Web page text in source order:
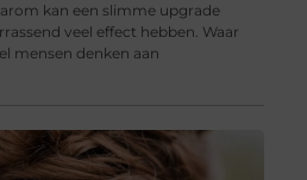
kan een slimme upgrade
veel effect hebben. Waar
mensen denken aan